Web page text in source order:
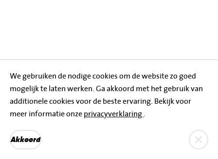
We gebruiken de nodige cookies om de website zo goed
mogelijk te laten werken. Ga akkoord met het gebruik van
additionele cookies voor de beste ervaring. Bekijk voor
meer informatie onze privacyverklaring
Akkoord